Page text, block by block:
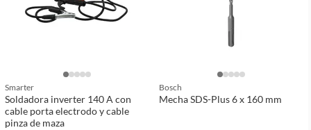
Smarter
Soldadora inverter 140 A con
cable porta electrodo y cable
pinza de maza
Bosch
Mecha SDS-Plus 6 x 160 mm